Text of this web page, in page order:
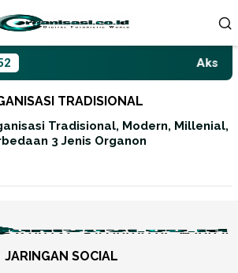
TRADISIONAL
Tradisional, Modern, Millenial,
3 Jenis Organon
JARINGAN SOCIAL